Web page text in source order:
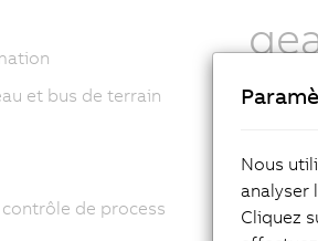
The
series
choose
et bus de terrain
de process
Nous
analyser
Cliquez